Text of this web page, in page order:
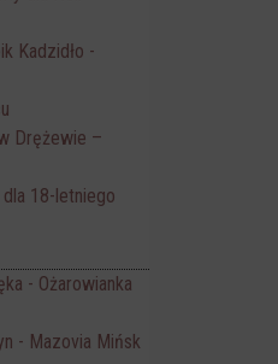
Kadzidło -
Drężewie –
18-letniego
- Ożarowianka
- Mazovia Mińsk